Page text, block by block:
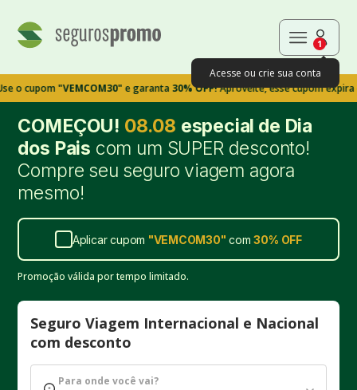
1
Acesse ou crie sua conta
"VEMCOM30"e garanta30% OFF!Aproveite, esse cupom expira em
COMEÇOU! 08.08 especial de Dia
dos Pais com um SUPER desconto!
Compre seu seguro viagem agora
mesmo!
Aplicar cupom "VEMCOM30" com30% OFF
Promoção válida por tempo limitado.
Seguro Viagem Internacional e Nacional
com desconto
Para onde você vai?